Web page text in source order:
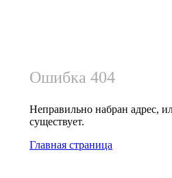
Ошибка 404
Неправильно набран адрес,
существует.
Главная страница